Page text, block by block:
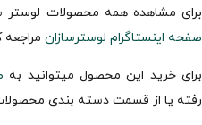
برای مشاهده همه محصولات لوستر
صفحه اینستاگرام لوسترسازان مراجعه
برای خرید این محصول میتوانید به
رفته یا از قسمت دسته بندی